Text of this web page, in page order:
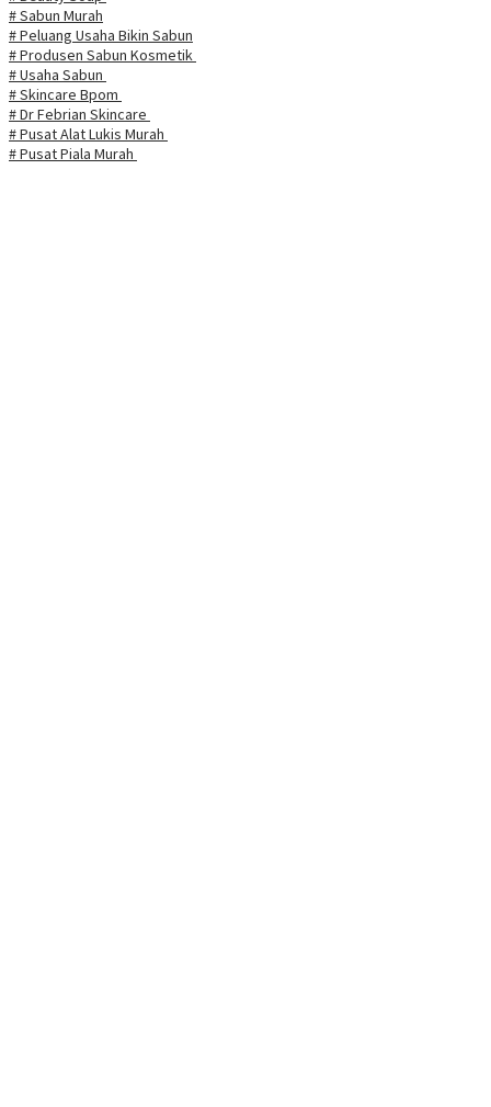
# Sabun Murah
# Peluang Usaha Bikin Sabun
# Produsen Sabun Kosmetik
# Usaha Sabun
# Skincare Bpom
# Dr Febrian Skincare
# Pusat Alat Lukis Murah
# Pusat Piala Murah